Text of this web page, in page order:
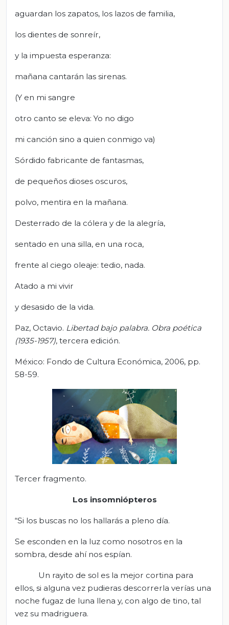
aguardan los zapatos, los lazos de familia,
los dientes de sonreír,
y la impuesta esperanza:
mañana cantarán las sirenas.
(Y en mi sangre
otro canto se eleva: Yo no digo
mi canción sino a quien conmigo va)
Sórdido fabricante de fantasmas,
de pequeños dioses oscuros,
polvo, mentira en la mañana.
Desterrado de la cólera y de la alegría,
sentado en una silla, en una roca,
frente al ciego oleaje: tedio, nada.
Atado a mi vivir
y desasido de la vida.
Paz, Octavio. Libertad bajo palabra. Obra poética
(1935-1957), tercera edición.
México: Fondo de Cultura Económica, 2006, pp.
58-59.
Tercer fragmento.
Los insomniópteros
“Si los buscas no los hallarás a pleno día.
Se esconden en la luz como nosotros en la
sombra, desde ahí nos espían.
Un rayito de sol es la mejor cortina para
ellos, si alguna vez pudieras descorrerla verías una
noche fugaz de luna llena y, con algo de tino, tal
vez su madriguera.